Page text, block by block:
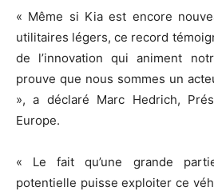
« Même si Kia est encore
utilitaires légers, ce record
de l’innovation qui animent
prouve que nous sommes un
», a déclaré Marc Hedrich,
Europe.
« Le fait qu’une grande
potentielle puisse exploiter ce